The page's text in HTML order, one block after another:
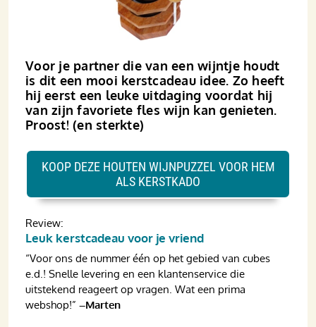
Voor je partner die van een wijntje houdt
is dit een mooi kerstcadeau idee. Zo heeft
hij eerst een leuke uitdaging voordat hij
van zijn favoriete fles wijn kan genieten.
Proost! (en sterkte)
Review:
Leuk kerstcadeau voor je vriend
“Voor ons de nummer één op het gebied van cubes
e.d.! Snelle levering en een klantenservice die
uitstekend reageert op vragen. Wat een prima
webshop!” –Marten
KOOP DEZE HOUTEN WIJNPUZZEL VOOR HEM
ALS KERSTKADO